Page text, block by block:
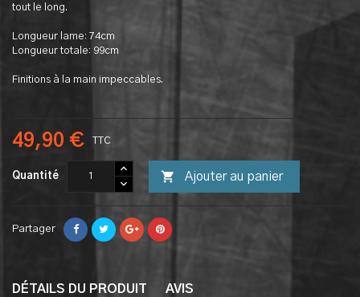
tout le long.
Longueur lame: 74cm
Longueur totale: 99cm
Finitions à la main impeccables.
49,90 € TTC
Quantité  Ajouter au panier
Partager
DÉTAILS DU PRODUIT AVIS